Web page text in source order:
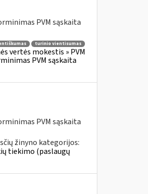
PVM sąskaita
turinio vientisumas
vertės mokestis » PVM
PVM sąskaita
PVM sąskaita
žinyno kategorijos:
tiekimo (paslaugų